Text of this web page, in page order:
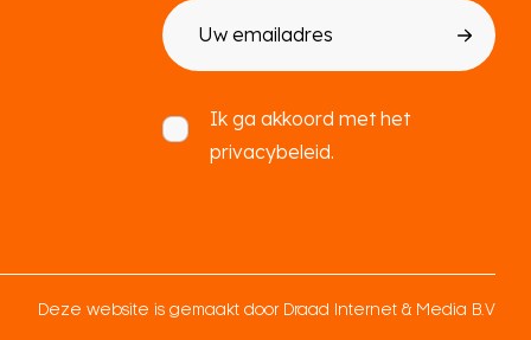
E-
mailadres
Ik ga akkoord met het
privacybeleid.
Deze website is gemaakt door Draad Internet & Media B.V